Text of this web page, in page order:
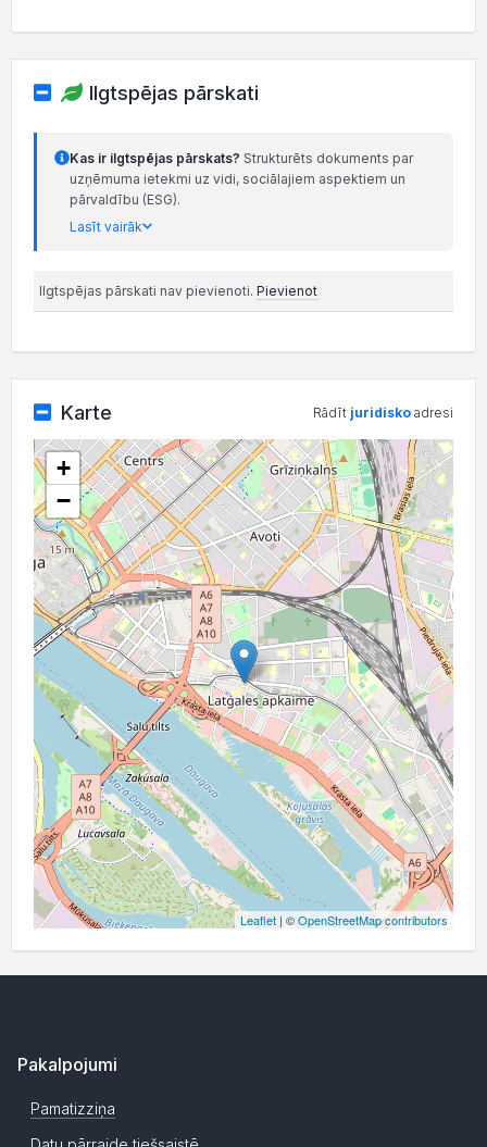
Ilgtspējas pārskati
Kas ir ilgtspējas pārskats? Strukturēts dokuments par
uzņēmuma ietekmi uz vidi, sociālajiem aspektiem un
pārvaldību (ESG).
Lasīt vairāk
Ilgtspējas pārskati nav pievienoti. Pievienot
Karte Rādīt juridisko adresi
+
−
Leaflet | ©OpenStreetMap contributors
Pakalpojumi
Pamatizziņa